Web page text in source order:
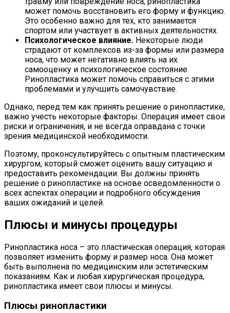
может помочь восстановить его форму и функцию.
Это особенно важно для тех, кто занимается
спортом или участвует в активных деятельностях.
Психологическое влияние. Некоторые люди
страдают от комплексов из-за формы или размера
носа, что может негативно влиять на их
самооценку и психологическое состояние.
Ринопластика может помочь справиться с этими
проблемами и улучшить самочувствие.
Однако, перед тем как принять решение о ринопластике,
важно учесть некоторые факторы. Операция имеет свои
риски и ограничения, и не всегда оправдана с точки
зрения медицинской необходимости.
Поэтому, проконсультируйтесь с опытным пластическим
хирургом, который сможет оценить вашу ситуацию и
предоставить рекомендации. Вы должны принять
решение о ринопластике на основе осведомленности о
всех аспектах операции и подробного обсуждения
ваших ожиданий и целей.
Плюсы и минусы процедуры
Ринопластика носа – это пластическая операция, которая
позволяет изменить форму и размер носа. Она может
быть выполнена по медицинским или эстетическим
показаниям. Как и любая хирургическая процедура,
ринопластика имеет свои плюсы и минусы.
Плюсы ринопластики